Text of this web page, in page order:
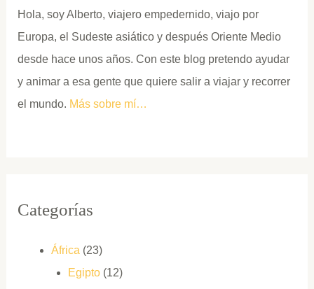
Salaam
cruzando
Hola, soy Alberto, viajero empedernido, viajo por
Europa, el Sudeste asiático y después Oriente Medio
desde hace unos años. Con este blog pretendo ayudar
y animar a esa gente que quiere salir a viajar y recorrer
el mundo. Más sobre mí…
Categorías
África (23)
Egipto(12)